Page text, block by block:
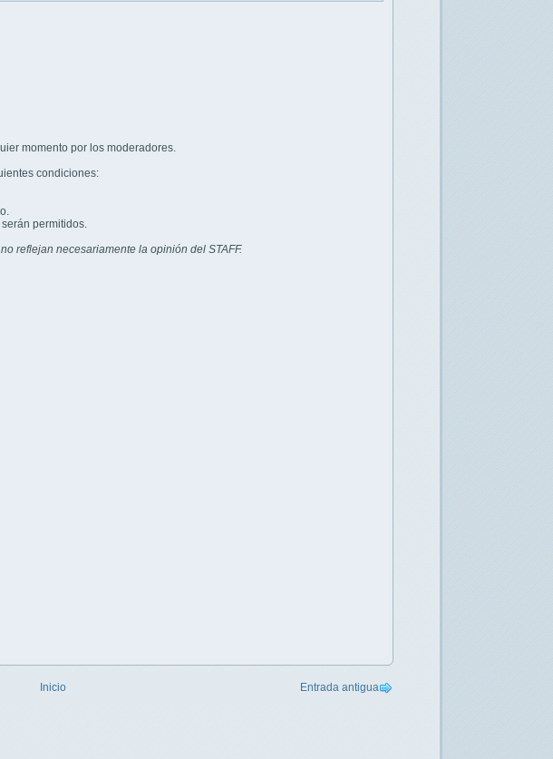
momento por los moderadores.
condiciones:
permitidos.
reflejan necesariamente la opinión del STAFF.
Entrada antigua
Inicio